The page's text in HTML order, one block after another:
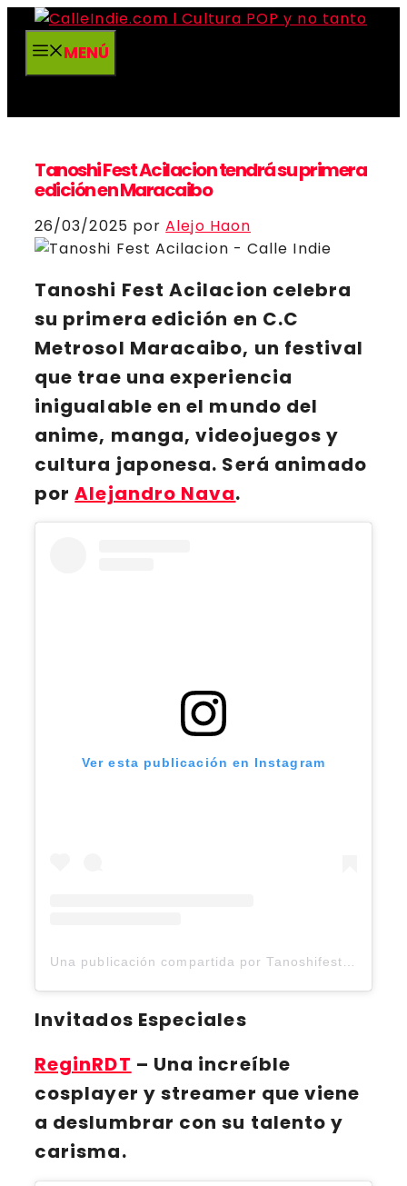
Saltar
contenidoMENÚ
Tanoshi Fest Acilacion tendrá su primera
edición en Maracaibo
26/03/2025 porAlejo Haon
Tanoshi Fest Acilacion celebra
su primera edición en C.C
Metrosol Maracaibo, un festival
que trae una experiencia
inigualable en el mundo del
anime, manga, videojuegos y
cultura japonesa. Será animado
porAlejandro Nava.
Ver esta publicación en Instagram
Invitados Especiales
ReginRDT – Una increíble
cosplayer y streamer que viene
a deslumbrar con su talento y
carisma.